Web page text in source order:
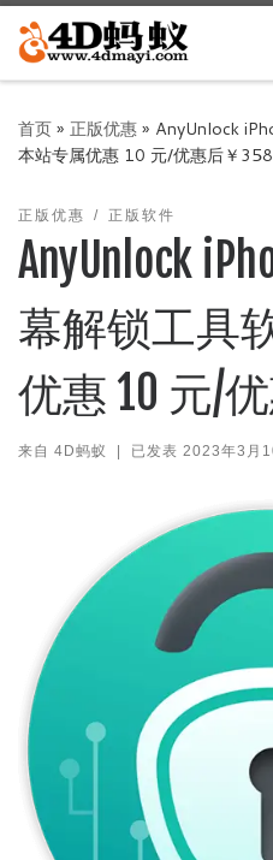
Skip to content
首页» 正版优惠» AnyUnlock
本站专属优惠 10 元/优惠后￥358
正版优惠 正版软件
AnyUnlock
幕解锁工具
优惠 10 元/
来自 4D蚂蚁 | 已发表 2023年3月